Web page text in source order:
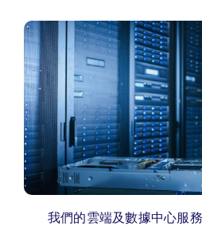
我們的雲端及數據中心服